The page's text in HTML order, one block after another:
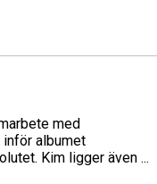
med
inför albumet
Kim ligger även ...